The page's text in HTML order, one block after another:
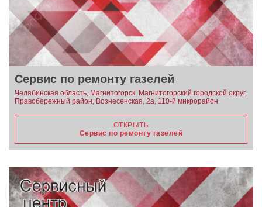
Сервис по ремонту газелей
Челябинская область, Магнитогорск, Магнитогорский городской округ,
Правобережный район, Вознесенская, 2а, 110-й микрорайон
ОТКРЫТЬ
Сервис по ремонту газелей